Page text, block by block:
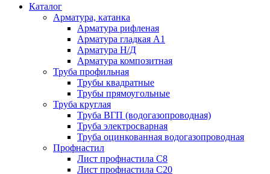
Каталог
Арматура, катанка
Арматура рифленая
Арматура гладкая A1
Арматура Н/Д
Арматура композитная
Труба профильная
Трубы квадратные
Трубы прямоугольные
Труба круглая
Труба ВГП (водогазопроводная)
Труба электросварная
Труба оцинкованная водогазопроводная
Профнастил
Лист профнастила С8
Лист профнастила С20